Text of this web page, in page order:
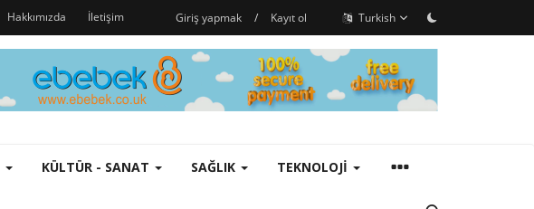
Hakkımızda İletişim Giriş yapmak / Kayıt ol Turkish
KÜLTÜR - SANAT SAĞLIK TEKNOLOJI